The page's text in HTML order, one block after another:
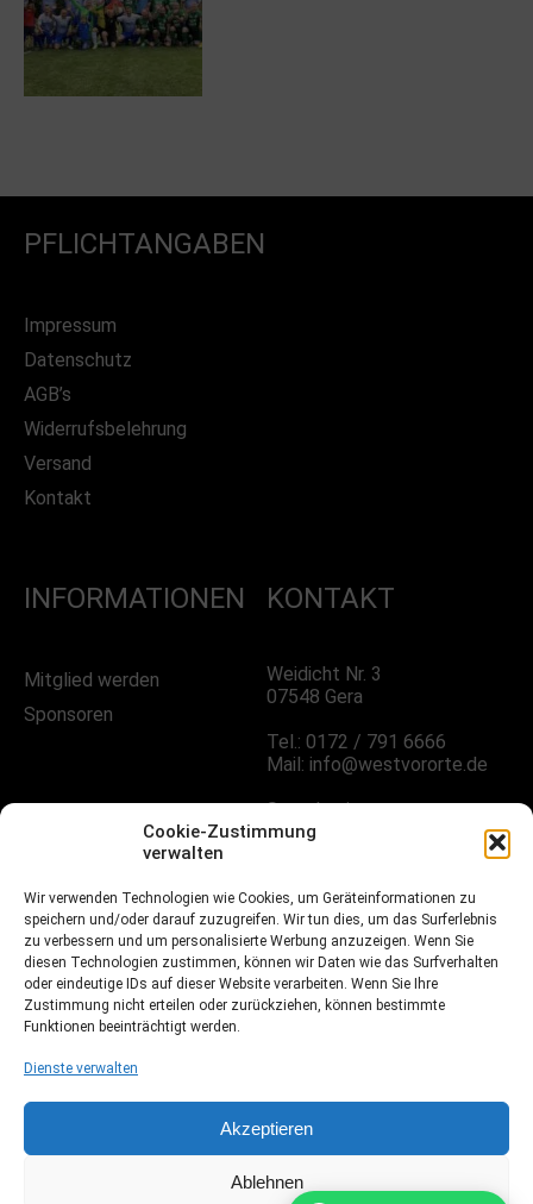
Cookie-Zustimmung
verwalten
Wir verwenden Technologien wie Cookies, um Geräteinformationen zu
speichern und/oder darauf zuzugreifen. Wir tun dies, um das Surferlebnis
zu verbessern und um personalisierte Werbung anzuzeigen. Wenn Sie
diesen Technologien zustimmen, können wir Daten wie das Surfverhalten
oder eindeutige IDs auf dieser Website verarbeiten. Wenn Sie Ihre
Zustimmung nicht erteilen oder zurückziehen, können bestimmte
Funktionen beeinträchtigt werden.
Dienste verwalten
Akzeptieren
Ablehnen
PFLICHTANGABEN
Impressum
Datenschutz
AGB’s
Widerrufsbelehrung
Versand
Kontakt
INFORMATIONEN
Mitglied werden
Sponsoren
KONTAKT
Weidicht Nr. 3
07548 Gera
Tel.: 0172 / 791 6666
Mail: info@westvororte.de
Sprechzeiten:
Nach Vereinbarung
FOLGE UNS!
Facebook
Fussball.de
Webdesign, Programmierung & Marketing von Ihrer